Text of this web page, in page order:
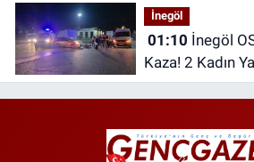
İnegöl
01:10
Kaza! 2 Kadın